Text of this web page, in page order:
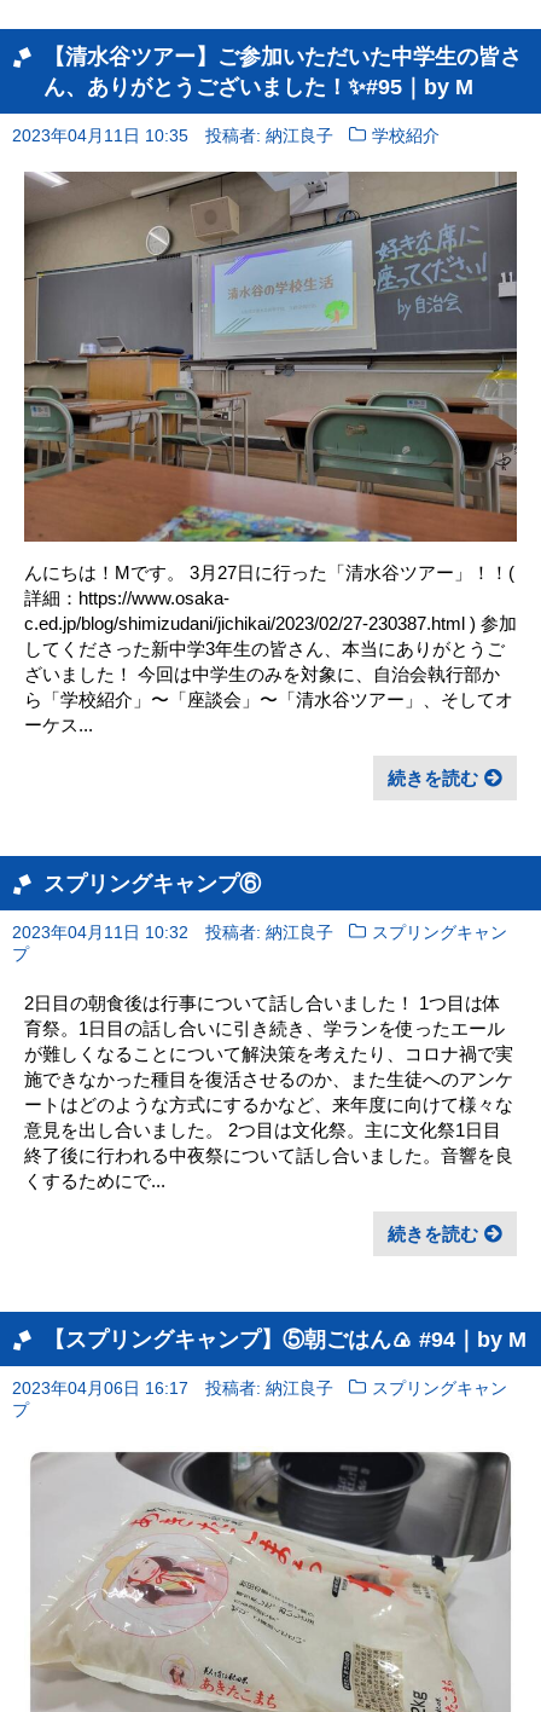
【清水谷ツアー】ご参加いただいた中学生の皆さ
ん、ありがとうございました！✨#95｜by M
2023年04月11日 10:35 投稿者: 納江良子 学校紹介
んにちは！Mです。 3月27日に行った「清水谷ツアー」！！(
詳細：https://www.osaka-
c.ed.jp/blog/shimizudani/jichikai/2023/02/27-230387.html ) 参加
してくださった新中学3年生の皆さん、本当にありがとうご
ざいました！ 今回は中学生のみを対象に、自治会執行部か
ら「学校紹介」〜「座談会」〜「清水谷ツアー」、そしてオ
ーケス...
続きを読む
スプリングキャンプ⑥
2023年04月11日 10:32 投稿者: 納江良子
スプリングキャン
プ
2日目の朝食後は行事について話し合いました！ 1つ目は体
育祭。1日目の話し合いに引き続き、学ランを使ったエール
が難しくなることについて解決策を考えたり、コロナ禍で実
施できなかった種目を復活させるのか、また生徒へのアンケ
ートはどのような方式にするかなど、来年度に向けて様々な
意見を出し合いました。 2つ目は文化祭。主に文化祭1日目
終了後に行われる中夜祭について話し合いました。音響を良
くするためにで...
続きを読む
【スプリングキャンプ】⑤朝ごはん🍙 #94｜by M
2023年04月06日 16:17 投稿者: 納江良子
スプリングキャン
プ